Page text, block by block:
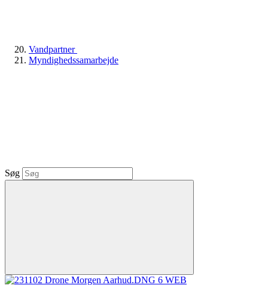
Vandpartner
Myndighedssamarbejde
Søg